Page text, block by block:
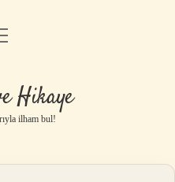
Hikaye
ilham bul!